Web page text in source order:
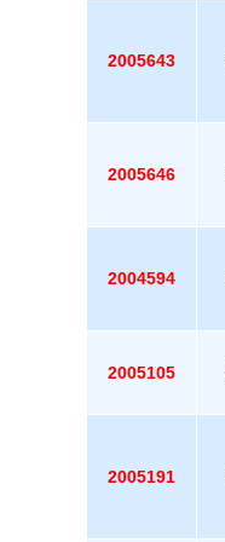
2005643
2005646
2004594
2005105
2005191